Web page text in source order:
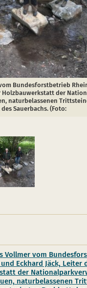
Bundesforstbetrieb
Holzbauwerkstatt der
naturbelassenen
Sauerbachs. (Foto:
Vollmer vom
Eckhard Jäck, Leiter
der
naturbelassenen